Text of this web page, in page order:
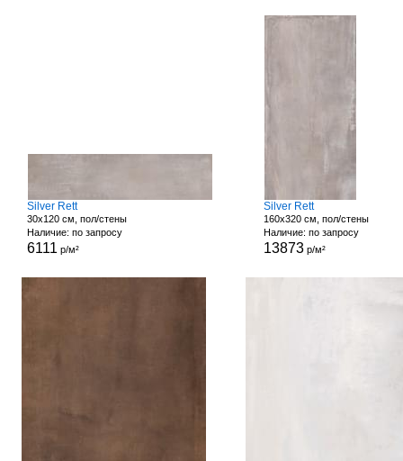
Silver Rett
30x120 см, пол/стены
Наличие: по запросу
6111 р/м²
Silver Rett
160x320 см, пол/стены
Наличие: по запросу
13873 р/м²